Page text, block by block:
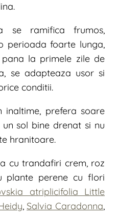
se ramifica frumos,
perioada foarte lunga,
la primele zile de
se adapteaza usor si
conditii.
inaltime, prefera soare
sol bine drenat si nu
hranitoare.
cu trandafiri crem, roz
plante perene cu flori
atriplicifolia Little
, Salvia Caradonna,